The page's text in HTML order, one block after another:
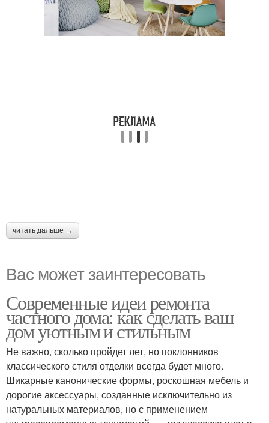
читать дальше →
Вас может заинтересовать
Современные идеи ремонта
частного дома: как сделать ваш
дом уютным и стильным
Не важно, сколько пройдет лет, но поклонников
классического стиля отделки всегда будет много.
Шикарные канонические формы, роскошная мебель и
дорогие аксессуары, созданные исключительно из
натуральных материалов, но с применением